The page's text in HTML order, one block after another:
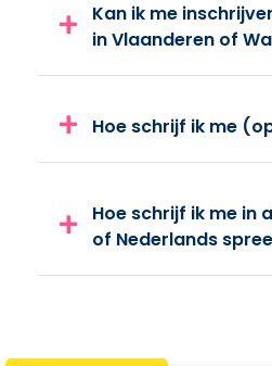
Kan ik me
in Vlaanderen of
Hoe schrijf ik me
Hoe schrijf ik me in
of Nederlands